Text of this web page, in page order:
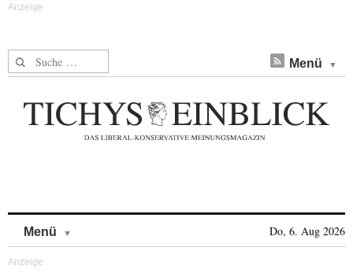
Suche nach: Menü
Menü Do, 6. Aug 2026